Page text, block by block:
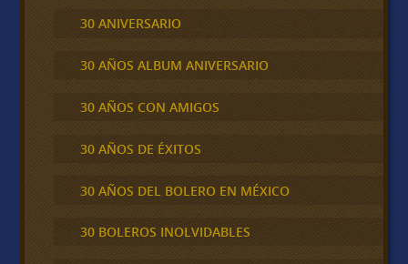
30 ANIVERSARIO
30 AÑOS ALBUM ANIVERSARIO
30 AÑOS CON AMIGOS
30 AÑOS DE ÉXITOS
30 AÑOS DEL BOLERO EN MÉXICO
30 BOLEROS INOLVIDABLES